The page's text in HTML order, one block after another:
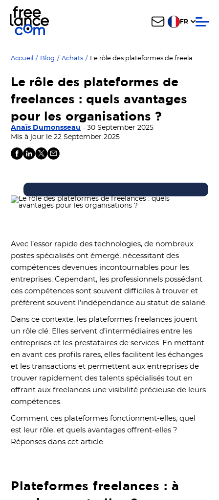
FR
Accueil / Blog / Achats / Le rôle des plateformes de freelances : quels avantages pour les organisations ?
Le rôle des plateformes de
freelances : quels avantages
pour les organisations ?
Anaïs Dumonsseau - 30 September 2025
Mis à jour le 22 September 2025
Avec l’essor rapide des technologies, de nombreux
postes spécialisés ont émergé, nécessitant des
compétences devenues incontournables pour les
entreprises. Cependant, les professionnels possédant
ces compétences sont souvent difficiles à trouver et
préfèrent souvent l’indépendance au statut de salarié.
Dans ce contexte, les plateformes freelances jouent
un rôle clé. Elles servent d’intermédiaires entre les
entreprises et les prestataires de services. En mettant
en avant ces profils rares, elles facilitent les échanges
et les transactions et permettent aux entreprises de
trouver rapidement des talents spécialisés tout en
offrant aux freelances une visibilité précieuse de leurs
compétences.
Comment ces plateformes fonctionnent-elles, quel
est leur rôle, et quels avantages offrent-elles ?
Réponses dans cet article.
Plateformes freelances : à